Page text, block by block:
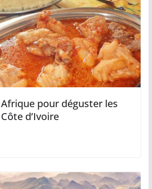
pour déguster les
d’Ivoire